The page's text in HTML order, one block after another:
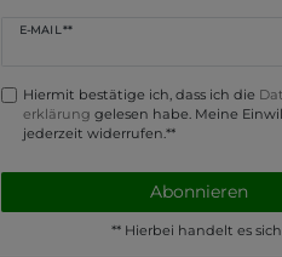
E-MAIL **
Newsletter
Hiermit bestätige ich, dass ich die
erklärung gelesen habe. Meine
jederzeit widerrufen.**
Abonnieren
** Hierbei handelt es